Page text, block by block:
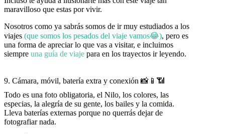
maravilloso que estas por vivir.
Nosotros como ya sabrás somos de ir muy estudiados a los
viajes (que somos los pesados del viaje vamos😂), pero es
una forma de apreciar lo que vas a visitar, e incluimos
siempre una guía de viaje para en los trayectos ir leyendo.
9. Cámara, móvil, batería extra y conexión 📸📱📶
Todo es una foto obligatoria, el Nilo, los colores, las
especias, la alegría de su gente, los bailes y la comida.
Lleva baterías externas porque no querrás dejar de
fotografiar nada.